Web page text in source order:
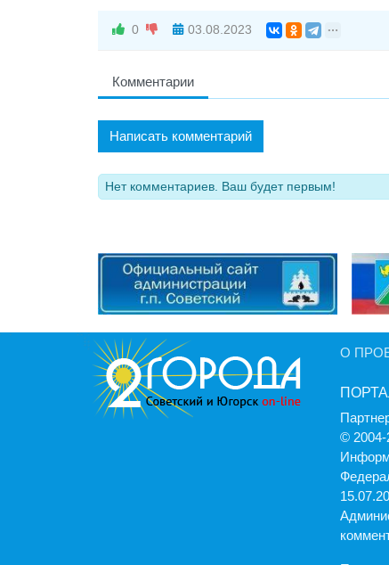
0 03.08.2023
Комментарии
Написать комментарий
Нет комментариев. Ваш будет первым!
О
©